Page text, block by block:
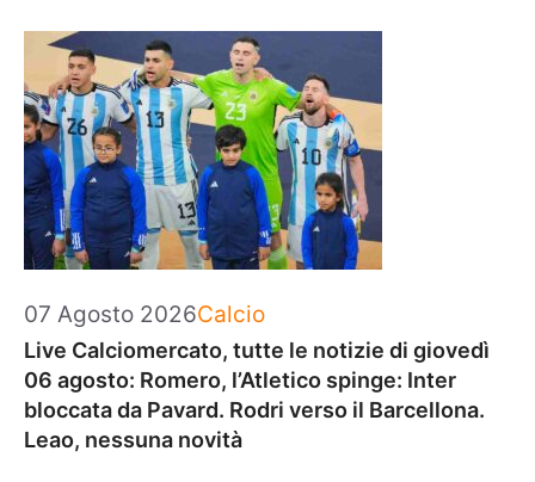
07 Agosto 2026Categorie
Calcio
Live Calciomercato, tutte le notizie di giovedì
06 agosto: Romero, l’Atletico spinge: Inter
bloccata da Pavard. Rodri verso il Barcellona.
Leao, nessuna novità